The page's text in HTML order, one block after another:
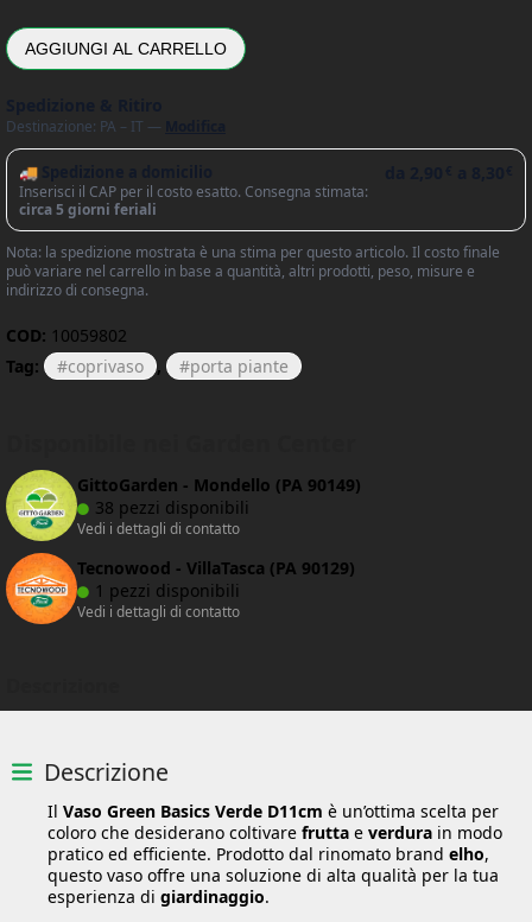
AGGIUNGI AL CARRELLO
Destinazione: PA – IT —
🚚 Spedizione a domicilio
Inserisci il CAP per il costo esatto. Consegna stimata:
circa 5 giorni feriali
Nota: la spedizione mostrata è una stima per questo articolo. Il costo finale
può variare nel carrello in base a quantità, altri prodotti, peso, misure e
indirizzo di consegna.
COD: 10059802
Tag:
coprivaso , porta piante
GittoGarden - Mondello (PA 90149)
38 pezzi disponibili
Vedi i dettagli di contatto
Tecnowood - VillaTasca (PA 90129)
1 pezzi disponibili
Vedi i dettagli di contatto
Descrizione
Il Vaso Green Basics Verde D11cm è un’ottima scelta per
coloro che desiderano coltivare frutta e verdura in modo
pratico ed efficiente. Prodotto dal rinomato brand elho,
questo vaso offre una soluzione di alta qualità per la tua
esperienza di giardinaggio.